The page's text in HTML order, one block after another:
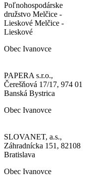
Poľnohospodárske
družstvo Melčice -
Lieskové Melčice -
Lieskové
Obec Ivanovce
PAPERA s.r.o.,
Čerešňová 17/17, 974 01
Banská Bystrica
Obec Ivanovce
SLOVANET, a.s.,
Záhradnícka 151, 82108
Bratislava
Obec Ivanovce